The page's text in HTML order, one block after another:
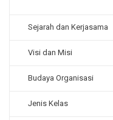
Sejarah dan Kerjasama
Visi dan Misi
Budaya Organisasi
Jenis Kelas